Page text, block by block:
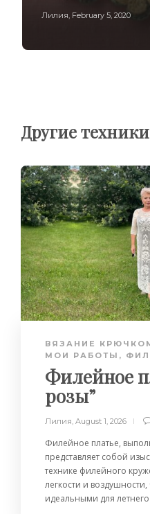
Лилия February 5, 2020
Другие техники
ВЯЗАНИЕ
МОИ РАБОТЫ ,
Филейное
розы”
Лилия, August 1, 2026
Филейное платье,
представляет собой
технике филейного
легкости и воздушности,
идеальными для